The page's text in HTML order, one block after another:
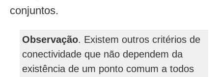
conjuntos.
Observação. Existem outros critérios de
conectividade que não dependem da
existência de um ponto comum a todos